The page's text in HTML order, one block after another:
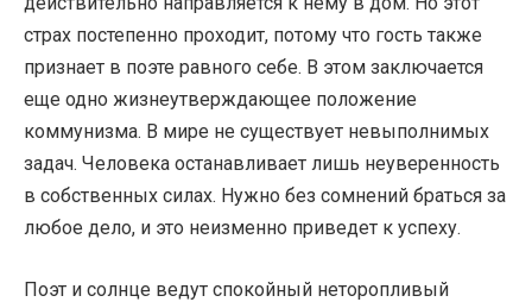
страх постепенно проходит, потому что гость также
признает в поэте равного себе. В этом заключается
еще одно жизнеутверждающее положение
коммунизма. В мире не существует невыполнимых
задач. Человека останавливает лишь неуверенность
в собственных силах. Нужно без сомнений браться за
любое дело, и это неизменно приведет к успеху.
Поэт и солнце ведут спокойный неторопливый